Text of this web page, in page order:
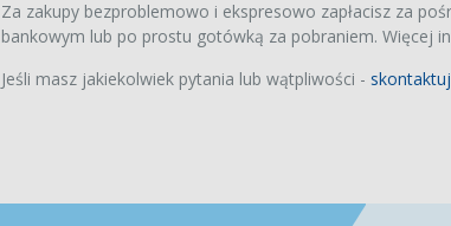
Za zakupy bezproblemowo i ekspresowo zapłacisz za
bankowym lub po prostu gotówką za pobraniem. Więcej
Jeśli masz jakiekolwiek pytania lub wątpliwości -